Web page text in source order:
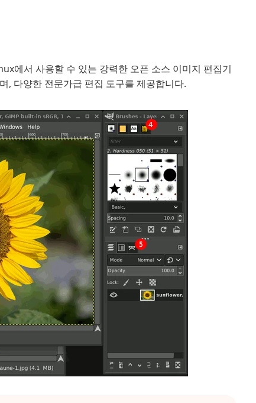
에서 사용할 수 있는 강력한 오픈 소스 이미지 편집기
, 다양한 전문가급 편집 도구를 제공합니다.